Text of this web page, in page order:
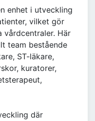
enhet i utveckling
vilket gör
vårdcentraler. Här
team bestående
ST-läkare,
kuratorer,
där